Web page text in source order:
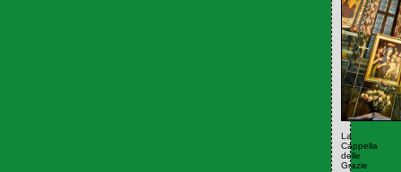
La
Cappella
delle
Grazie